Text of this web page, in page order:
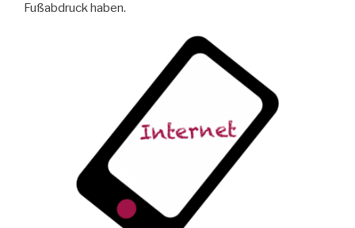
Fußabdruck haben.